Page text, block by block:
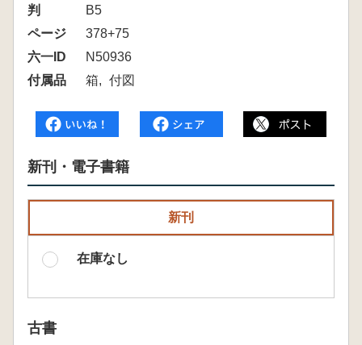
判
B5
ページ
378+75
六一ID
N50936
付属品
箱 付図
新刊・電子書籍
新刊
在庫なし
古書